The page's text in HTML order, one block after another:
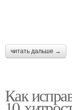
читать дальше →
Как